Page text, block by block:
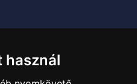
használ